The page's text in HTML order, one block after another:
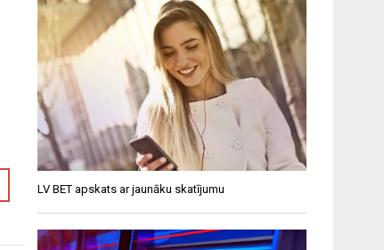
LV BET apskats ar jaunāku skatījumu